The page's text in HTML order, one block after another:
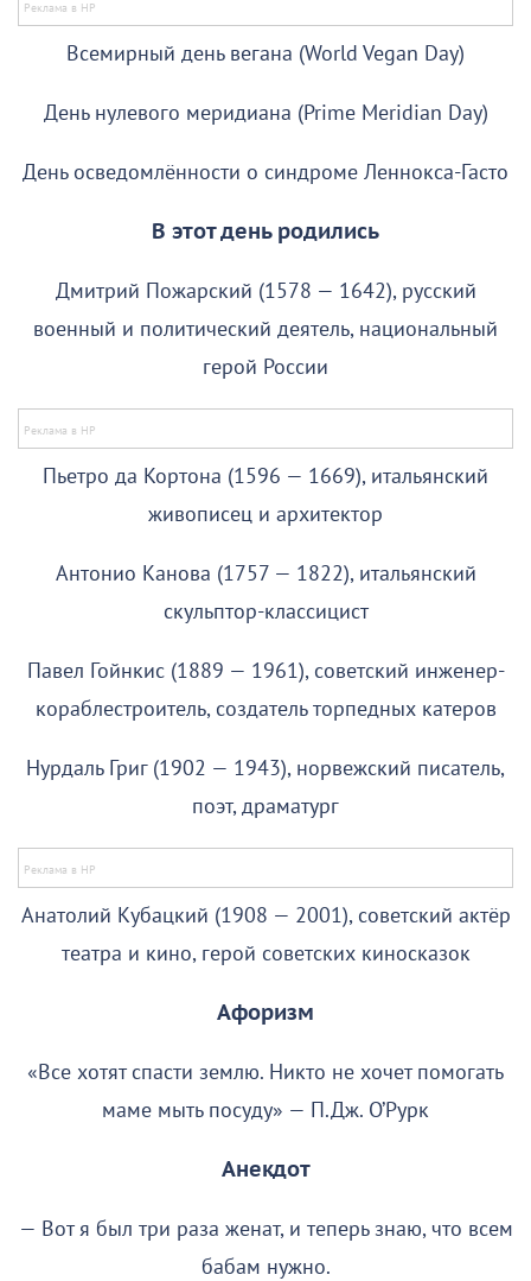
Всемирный день вегана (World Vegan Day)
День нулевого меридиана (Prime Meridian Day)
День осведомлённости о синдроме Леннокса-Гасто
В этот день родились
Дмитрий Пожарский (1578 — 1642), русский
военный и политический деятель, национальный
герой России
Пьетро да Кортона (1596 — 1669), итальянский
живописец и архитектор
Антонио Канова (1757 — 1822), итальянский
скульптор-классицист
Павел Гойнкис (1889 — 1961), советский инженер-
кораблестроитель, создатель торпедных катеров
Нурдаль Григ (1902 — 1943), норвежский писатель,
поэт, драматург
Анатолий Кубацкий (1908 — 2001), советский актёр
театра и кино, герой советских киносказок
Афоризм
«Все хотят спасти землю. Никто не хочет помогать
маме мыть посуду» — П.Дж. О’Рурк
Анекдот
— Вот я был три раза женат, и теперь знаю, что всем
бабам нужно.